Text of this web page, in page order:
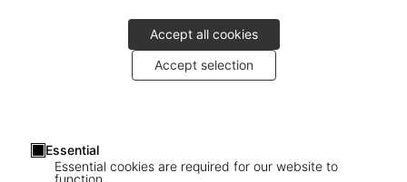
Accept all cookies
Accept selection
Essential
Essential cookies are required for our website to
function.